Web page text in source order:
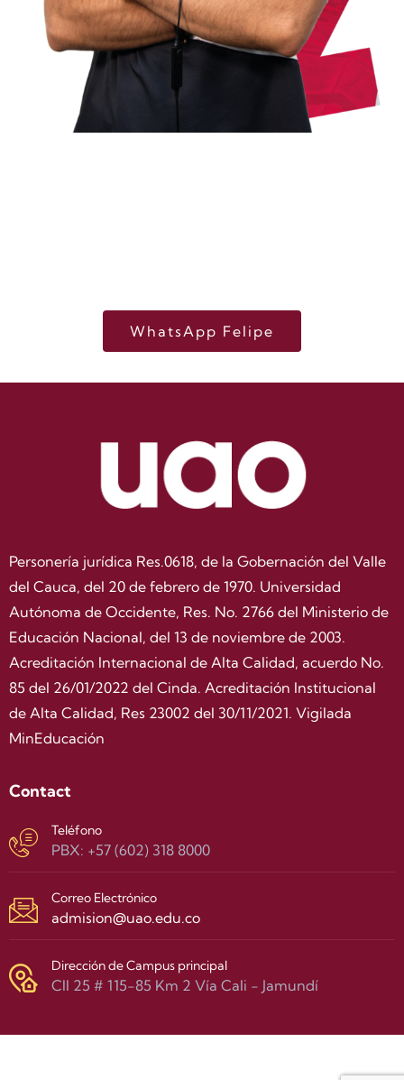
WhatsApp Felipe
Personería jurídica Res.0618, de la Gobernación del Valle
del Cauca, del 20 de febrero de 1970. Universidad
Autónoma de Occidente, Res. No. 2766 del Ministerio de
Educación Nacional, del 13 de noviembre de 2003.
Acreditación Internacional de Alta Calidad, acuerdo No.
85 del 26/01/2022 del Cinda. Acreditación Institucional
de Alta Calidad, Res 23002 del 30/11/2021. Vigilada
MinEducación
Contact
Teléfono
PBX: +57 (602) 318 8000
Correo Electrónico
admision@uao.edu.co
Dirección de Campus principal
Cll 25 # 115-85 Km 2 Vía Cali - Jamundí